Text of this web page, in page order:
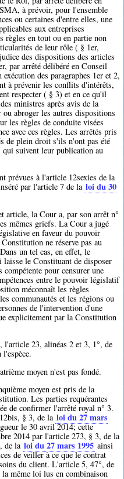
à prévoir, pour l'ensemble
ou certaines d'entre elles, une
aux entreprises
règles en tout ou en partie non
de leur rôle ( § 1er,
des dispositions des articles
par arrêté délibéré en Conseil
des paragraphes 1er et 2,
à prévenir les conflits d'intérêts,
respecter ( § 3) et en ce qu'il
ministres après avis de la
abroger les autres dispositions
les règles de conduite visées
avec ces règles. Les arrêtés pris
de plein droit s'ils n'ont pas été
suivent leur publication au
prévues à l'article 12sexies de la
par l'article 7 de la loi du 30
article, la Cour a, par son arrêt n°
mêmes griefs. La Cour a jugé
en faveur du pouvoir
ne réserve pas au
un tel cas, en effet, le
le Constituant de disposer
pour censurer une
entre le pouvoir législatif
méconnaît les règles
communautés et les régions ou
de l'intervention d'une
explicitement par la Constitution
23, alinéas 2 et 3, 1°, de
moyen n'est pas fondé.
moyen est pris de la
Les parties requérantes
de confirmer l'arrêté royal n° 3.
§ 3, de la loi du 27 mars
le 30 avril 2014; cette
2014 par l'article 273, § 3, de la
de la loi du 27 mars 1995 ainsi
de veiller à ce que le contrat
du client. L'article 5, 47°, de
même loi lus en combinaison